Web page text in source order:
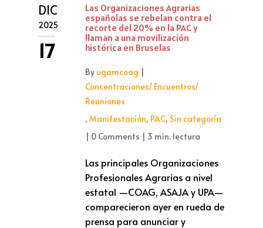
DIC
2025
17
Las Organizaciones Agrarias
españolas se rebelan contra el
recorte del 20% en la PAC y
llaman a una movilización
histórica en Bruselas
By ugamcoag |
Concentraciones/ Encuentros/
Reuniones
, Manifestación, PAC, Sin categoría
| 0 Comments | 3 min. lectura
Las principales Organizaciones
Profesionales Agrarias a nivel
estatal —COAG, ASAJA y UPA—
comparecieron ayer en rueda de
prensa para anunciar y